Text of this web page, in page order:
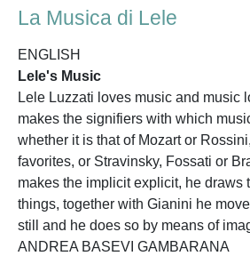
La Musica di Lele
ENGLISH
Lele's Music
Lele Luzzati loves music and music
makes the signifiers with which
whether it is that of Mozart or
favorites, or Stravinsky, Fossati or
makes the implicit explicit, he draws
things, together with Gianini he
still and he does so by means of
ANDREA BASEVI GAMBARANA